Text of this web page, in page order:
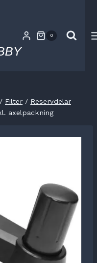
0
/ Filter / Reservdelar
axelpackning